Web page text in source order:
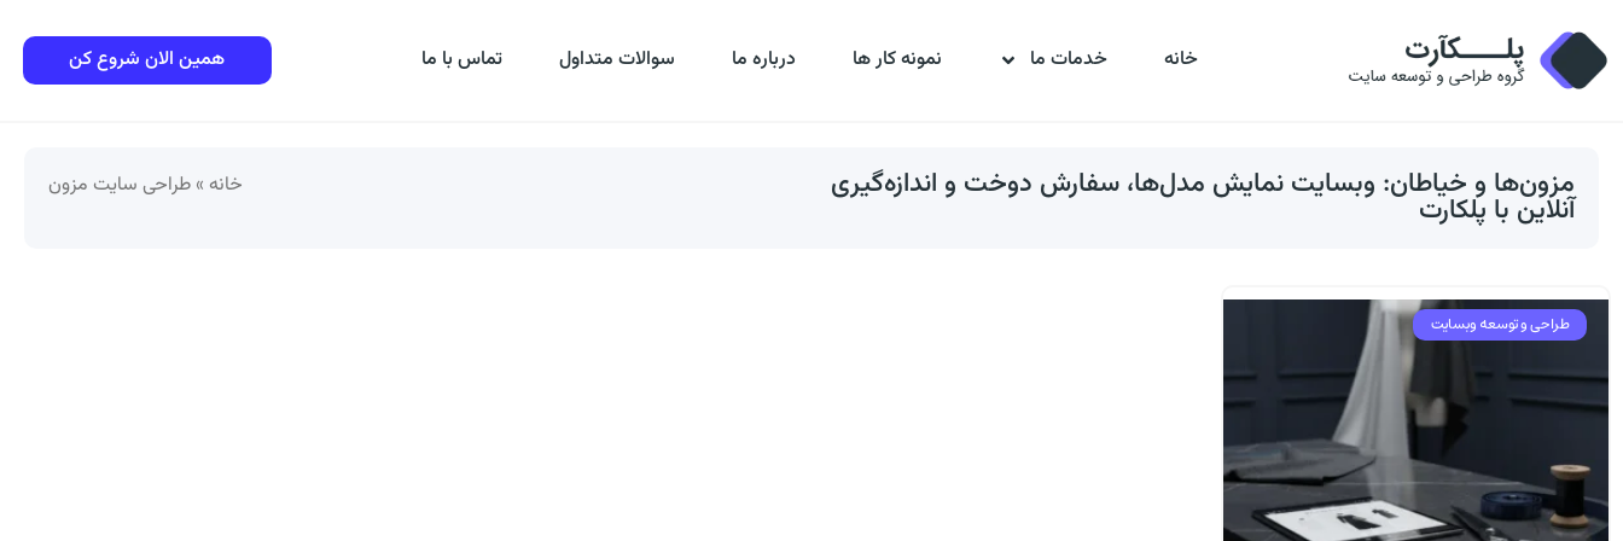
خانه خدمات ما نمونه کار ها درباره ما سوالات متداول تماس با ما همین الان شروع کن
مزون‌ها و خیاطان: وبسایت نمایش مدل‌ها، سفارش دوخت و اندازه‌گیری
آنلاین با پلکارت
خانه » طراحی سایت مزون
طراحی و توسعه وبسایت